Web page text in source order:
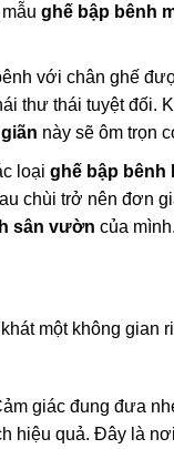
ghế bập bênh
với chân ghế
thư thái tuyệt đối.
này sẽ ôm trọn
loại ghế bập bênh
chùi trở nên đơn
sân vườn của mình.
một không gian
giác đung đưa
hiệu quả. Đây là